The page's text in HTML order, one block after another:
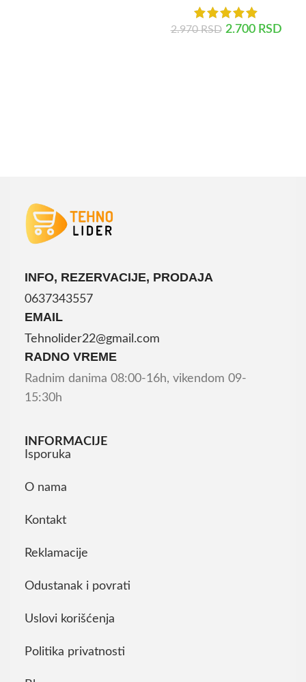
2.970RSD 2.700 RSD
INFO, REZERVACIJE, PRODAJA
0637343557
EMAIL
Tehnolider22@gmail.com
RADNO VREME
Radnim danima 08:00-16h, vikendom 09-
15:30h
INFORMACIJE
Isporuka
O nama
Kontakt
Reklamacije
Odustanak i povrati
Uslovi korišćenja
Politika privatnosti